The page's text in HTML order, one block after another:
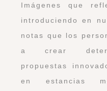
Imágenes que
introduciendo en
notas que los
a crear
propuestas
en estancias